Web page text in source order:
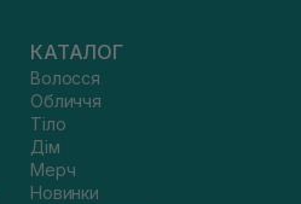
КАТАЛОГ
Волосся
Обличчя
Тіло
Дім
Мерч
Новинки